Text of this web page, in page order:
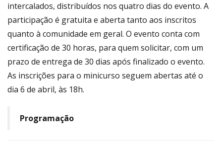
intercalados, distribuídos nos quatro dias do evento. A
participação é gratuita e aberta tanto aos inscritos
quanto à comunidade em geral. O evento conta com
certificação de 30 horas, para quem solicitar, com um
prazo de entrega de 30 dias após finalizado o evento.
As inscrições para o minicurso seguem abertas até o
dia 6 de abril, às 18h.
Programação